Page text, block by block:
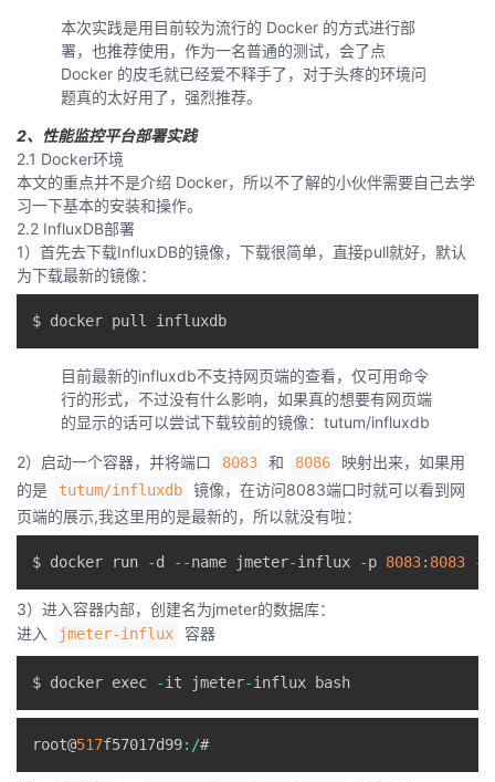
堂
我
的
我
验
收
藏
我
的
技
支
我
的
声
议
本次实践是用目前较为流行的 Docker 的方式进行部
署，也推荐使用，作为一名普通的测试，会了点
Docker 的皮毛就已经爱不释手了，对于头疼的环境问
题真的太好用了，强烈推荐。
2、性能监控平台部署实践
2.1 Docker环境
本文的重点并不是介绍 Docker，所以不了解的小伙伴需要自己去学
习一下基本的安装和操作。
2.2 InfluxDB部署
1）首先去下载InfluxDB的镜像，下载很简单，直接pull就好，默认
为下载最新的镜像：
目前最新的influxdb不支持网页端的查看，仅可用命令
行的形式，不过没有什么影响，如果真的想要有网页端
的显示的话可以尝试下载较前的镜像：tutum/influxdb
2）启动一个容器，并将端口 8083 和 8086
映射出来，如果用
的是
tutum/influxdb
镜像，在访问8083端口时就可以看到网
页端的展示,我这里用的是最新的，所以就没有啦：
$ docker run -d --name jmeter-influx -p 8083: 8083 -
3）进入容器内部，创建名为jmeter的数据库：
进入
jmeter-influx 容器
$ docker exec -it jmeter-
root@517f57017d99: /